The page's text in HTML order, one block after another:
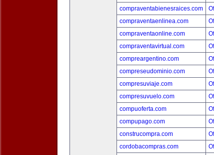
compraventabienesraices.com
compraventaenlinea.com
compraventaonline.com
compraventavirtual.com
compreargentino.com
compreseudominio.com
compresuviaje.com
compresuvuelo.com
compuoferta.com
compupago.com
construcompra.com
cordobacompras.com